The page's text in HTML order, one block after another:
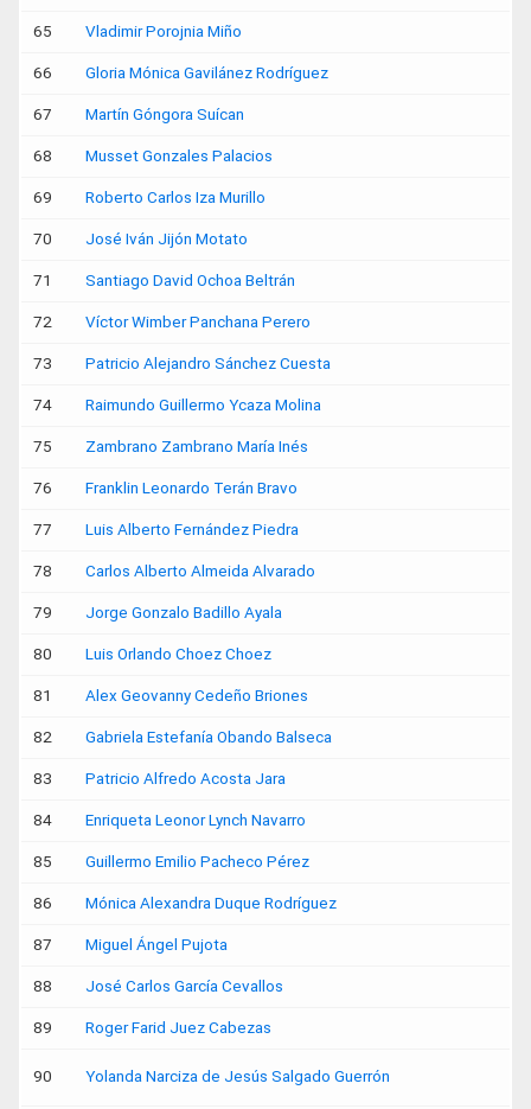
65 Vladimir Porojnia Miño
66 Gloria Mónica Gavilánez Rodríguez
67 Martín Góngora Suícan
68 Musset Gonzales Palacios
69 Roberto Carlos Iza Murillo
70 José Iván Jijón Motato
71 Santiago David Ochoa Beltrán
72 Víctor Wimber Panchana Perero
73 Patricio Alejandro Sánchez Cuesta
74 Raimundo Guillermo Ycaza Molina
75 Zambrano Zambrano María Inés
76 Franklin Leonardo Terán Bravo
77 Luis Alberto Fernández Piedra
78 Carlos Alberto Almeida Alvarado
79 Jorge Gonzalo Badillo Ayala
80 Luis Orlando Choez Choez
81 Alex Geovanny Cedeño Briones
82 Gabriela Estefanía Obando Balseca
83 Patricio Alfredo Acosta Jara
84 Enriqueta Leonor Lynch Navarro
85 Guillermo Emilio Pacheco Pérez
86 Mónica Alexandra Duque Rodríguez
87 Miguel Ángel Pujota
88 José Carlos García Cevallos
89 Roger Farid Juez Cabezas
90 Yolanda Narciza de Jesús Salgado Guerrón